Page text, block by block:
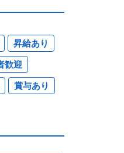
昇給あり
歓迎
賞与あり